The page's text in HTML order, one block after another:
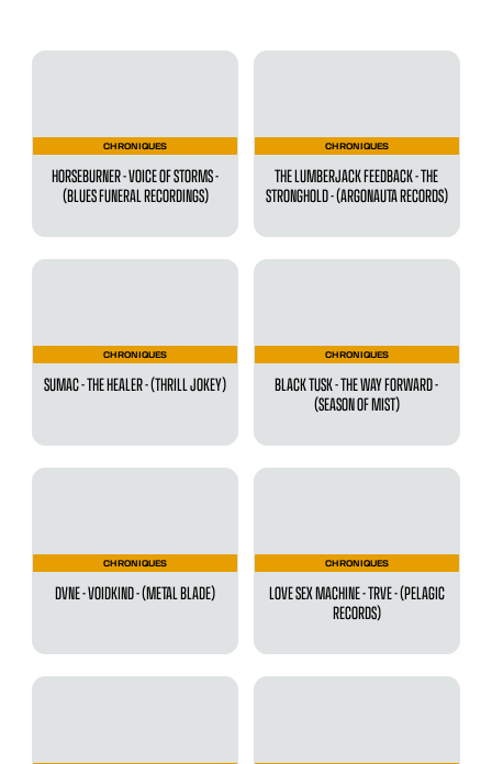
CHRONIQUES
HORSEBURNER - VOICE OF STORMS -
(BLUES FUNERAL RECORDINGS)
CHRONIQUES
THE LUMBERJACK FEEDBACK - THE
STRONGHOLD - (ARGONAUTA RECORDS)
CHRONIQUES
SUMAC - THE HEALER - (THRILL JOKEY)
CHRONIQUES
BLACK TUSK - THE WAY FORWARD -
(SEASON OF MIST)
CHRONIQUES
DVNE - VOIDKIND - (METAL BLADE)
CHRONIQUES
LOVE SEX MACHINE - TRVE - (PELAGIC
RECORDS)